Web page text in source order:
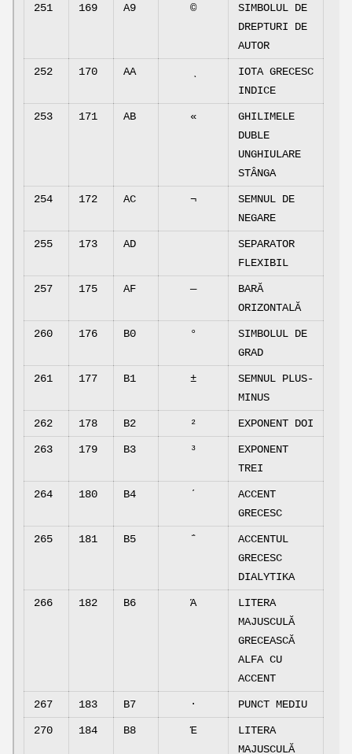
251 169 A9 ©
SIMBOLUL DE
DREPTURI DE
AUTOR
252 170 AA
IOTA GRECESC
INDICE
253 171 AB «
GHILIMELE
DUBLE
UNGHIULARE
STÂNGA
254 172 AC ¬
SEMNUL DE
NEGARE
255 173 AD
SEPARATOR
FLEXIBIL
257 175 AF ―
BARĂ
ORIZONTALĂ
260 176 B0 °
SIMBOLUL DE
GRAD
261 177 B1 ±
SEMNUL PLUS-
MINUS
262 178 B2 ² EXPONENT DOI
263 179 B3 ³
EXPONENT
TREI
264 180 B4 ΄
ACCENT
GRECESC
265 181 B5 ΅
ACCENTUL
GRECESC
DIALYTIKA
266 182 B6 Ά
LITERA
MAJUSCULĂ
GRECEASCĂ
ALFA CU
ACCENT
267 183 B7 · PUNCT MEDIU
270 184 B8 Έ
LITERA
MAJUSCULĂ